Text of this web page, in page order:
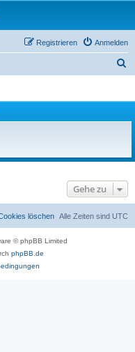
Anmelden
Registrieren
Gehe zu
Alle Zeiten sind UTC
löschen
© phpBB Limited
phpBB.de